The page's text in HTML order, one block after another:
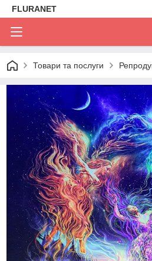
FLURANET
Товари та послуги